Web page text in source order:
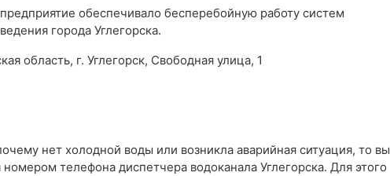
обеспечивало бесперебойную работу систем
города Углегорска.
область, г. Углегорск, Свободная улица, 1
нет холодной воды или возникла аварийная ситуация, то вы
телефона диспетчера водоканала Углегорска. Для этого